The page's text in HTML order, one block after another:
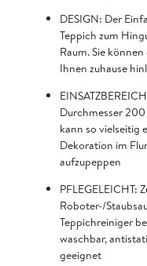
DESIGN: Der
Teppich zum
Raum. Sie
Ihnen zuhause
Durchmesser
kann so vielseitig
Dekoration im
aufzupeppen
PFLEGELEICHT:
Roboter-/
Teppichreiniger
waschbar,
geeignet